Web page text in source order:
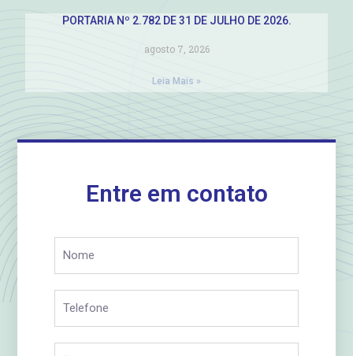
PORTARIA Nº 2.782 DE 31 DE JULHO DE 2026.
agosto 7, 2026
Leia Mais »
Entre em contato